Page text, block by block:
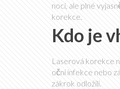
noci, ale plné
korekce.
Kdo je
Laserová korekce
oční infekce nebo
zákrok odložili.